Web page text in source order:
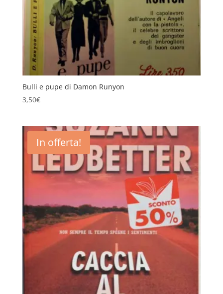
Bulli e pupe di Damon Runyon
3,50€
In offerta!